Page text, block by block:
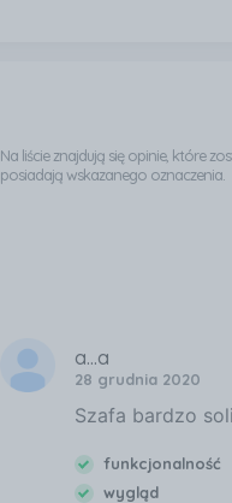
Na liście znajdują się opinie, które
posiadają wskazanego oznaczenia.
a...a
28 grudnia 2020
Szafa bardzo
funkcjonalność
wygląd